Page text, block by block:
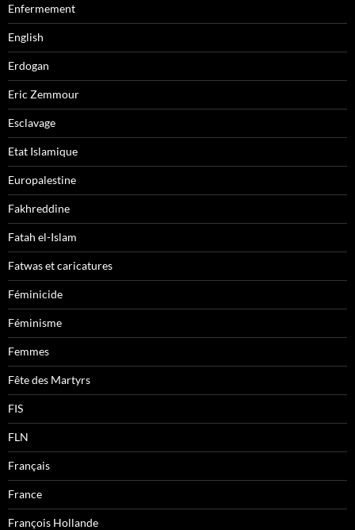
Enfermement
English
Erdogan
Eric Zemmour
Esclavage
Etat Islamique
Europalestine
Fakhreddine
Fatah el-Islam
Fatwas et caricatures
Féminicide
Féminisme
Femmes
Fête des Martyrs
FIS
FLN
Français
France
François Hollande